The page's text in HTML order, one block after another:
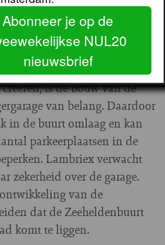
State gestuurd.
oktober nog opengebroken
te verbeteren en meer
is de bouw van de
van belang. Daardoor
in de buurt omlaag en kan
parkeerplaatsen in de
Lambriex verwacht
zekerheid over de garage.
van de
dat de Zeeheldenbuurt
komt te liggen.
Abonneer je op de
NUL20
nieuwsbrief